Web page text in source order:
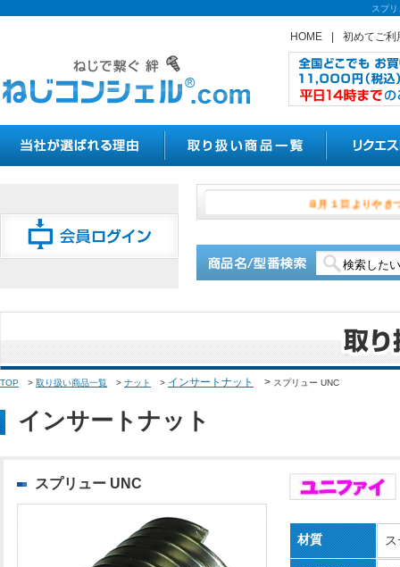
スプ
HOME 初めてご利
８月１日
TOP > 取り扱い商品一覧 > ナット > インサートナット > スプリュー UNC
インサートナット
スプリュー UNC
材質